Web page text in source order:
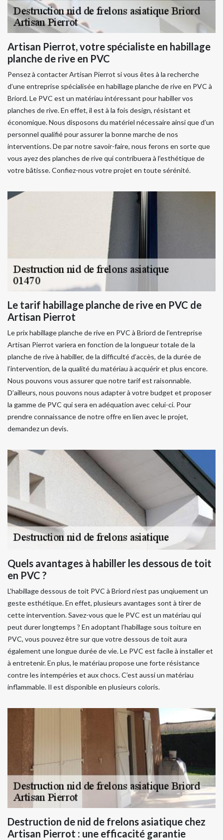
Artisan Pierrot, votre spécialiste en habillage
planche de rive en PVC
Pensez à contacter Artisan Pierrot si vous êtes à la recherche
d’une entreprise spécialisée en habillage planche de rive en PVC à
Briord. Le PVC est un matériau intéressant pour habiller vos
planches de rive. En effet, il est à la fois design, résistant et
économique. Nous disposons du matériel nécessaire ainsi que d’un
personnel qualifié pour assurer la bonne marche de nos
interventions. De par notre savoir-faire, nous ferons en sorte que
vous ayez des planches de rive qui contribuera à l’esthétique de
votre bâtisse. Confiez-nous votre projet en toute sérénité.
Le tarif habillage planche de rive en PVC de
Artisan Pierrot
Le prix habillage planche de rive en PVC à Briord de l’entreprise
Artisan Pierrot variera en fonction de la longueur totale de la
planche de rive à habiller, de la difficulté d’accès, de la durée de
l’intervention, de la qualité du matériau à acquérir et plus encore.
Nous pouvons vous assurer que notre tarif est raisonnable.
D’ailleurs, nous pouvons nous adapter à votre budget et proposer
la gamme de PVC qui sera en adéquation avec celui-ci. Pour
prendre connaissance de notre offre en lien avec le projet,
demandez un devis.
Quels avantages à habiller les dessous de toit
en PVC ?
L’habillage dessous de toit PVC à Briord n’est pas unqiuement un
geste esthétique. En effet, plusieurs avantages sont à tirer de
cette intervention. Savez-vous que le PVC est un matériau qui
peut durer longtemps ? En adoptant l’habillage sous toiture en
PVC, vous pouvez être sur que votre dessous de toit aura
également une longue durée de vie. Le PVC est facile à installer et
à entretenir. En plus, le matériau propose une forte résistance
contre les intempéries et aux chocs. C’est aussi un matériau
inflammable. Il est disponible en plusieurs coloris.
Destruction de nid de frelons asiatique chez
Artisan Pierrot : une efficacité garantie